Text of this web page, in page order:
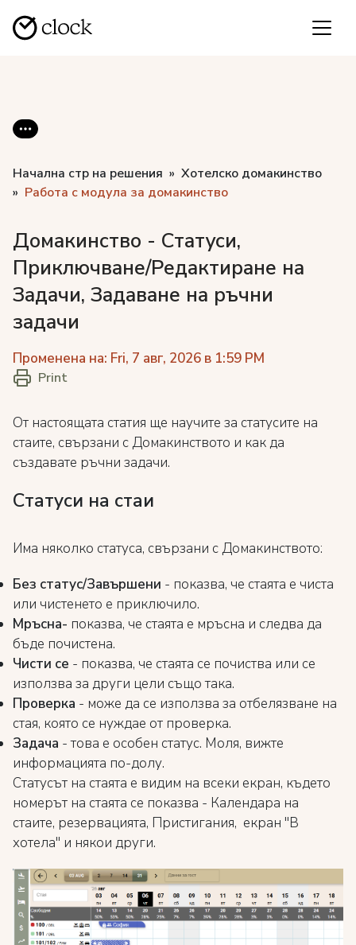
Начална стр на решения
Хотелско домакинство
Работа с модула за домакинство
Домакинство - Статуси,
Приключване/Редактиране на
Задачи, Задаване на ръчни
задачи
Променена на: Fri, 7 авг, 2026 в 1:59 PM
Print
От настоящата статия ще научите за статусите на
стаите, свързани с Домакинството и как да
създавате ръчни задачи.
Статуси на стаи
Има няколко статуса, свързани с Домакинството:
Без статус/Завършени - показва, че стаята е чиста
или чистенето е приключило.
Мръсна- показва, че стаята е мръсна и следва да
бъде почистена.
Чисти се - показва, че стаята се почиства или се
използва за други цели също така.
Проверка - може да се използва за отбелязване на
стая, която се нуждае от проверка.
Задача - това е особен статус. Моля, вижте
информацията по-долу.
Статусът на стаята е видим на всеки екран, където
номерът на стаята се показва - Календара на
стаите, резервацията, Пристигания, екран "В
хотела" и някои други.